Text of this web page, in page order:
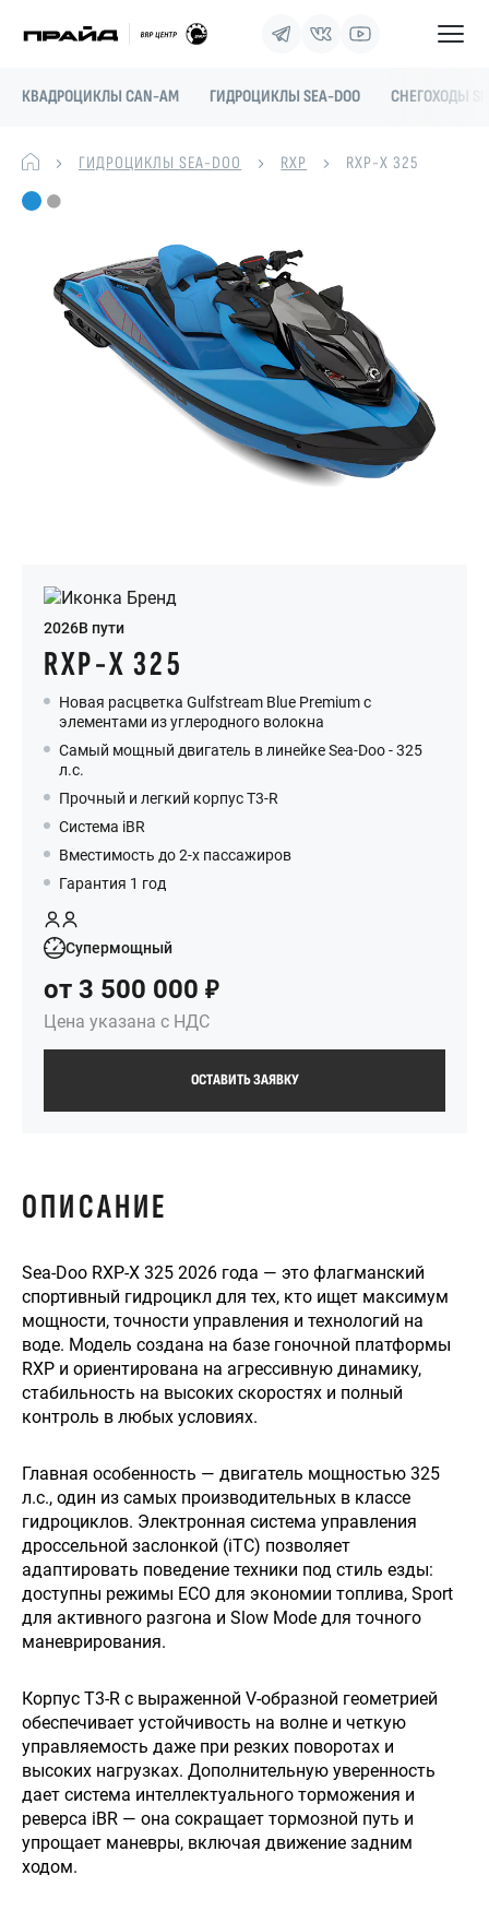
КВАДРОЦИКЛЫ CAN-AM ГИДРОЦИКЛЫ SEA-DOO СНЕГОХОДЫ
ГИДРОЦИКЛЫ SEA-DOO RXP RXP-X 325
2026В пути
RXP-X 325
Новая расцветка Gulfstream Blue Premium с
элементами из углеродного волокна
Самый мощный двигатель в линейке Sea-Doo - 325
л.с.
Прочный и легкий корпус T3-R
Система iBR
Вместимость до 2-х пассажиров
Гарантия 1 год
Супермощный
от 3 500 000
Цена указана с НДС
ОСТАВИТЬ ЗАЯВКУ
ОПИСАНИЕ
Sea-Doo RXP-Х 325 2026 года — это флагманский
спортивный гидроцикл для тех, кто ищет максимум
мощности, точности управления и технологий на
воде. Модель создана на базе гоночной платформы
RXP и ориентирована на агрессивную динамику,
стабильность на высоких скоростях и полный
контроль в любых условиях.
Главная особенность — двигатель мощностью 325
л.с., один из самых производительных в классе
гидроциклов. Электронная система управления
дроссельной заслонкой (iTC) позволяет
адаптировать поведение техники под стиль езды:
доступны режимы ECO для экономии топлива, Sport
для активного разгона и Slow Mode для точного
маневрирования.
Корпус T3-R с выраженной V-образной геометрией
обеспечивает устойчивость на волне и четкую
управляемость даже при резких поворотах и
высоких нагрузках. Дополнительную уверенность
дает система интеллектуального торможения и
реверса iBR — она сокращает тормозной путь и
упрощает маневры, включая движение задним
ходом.